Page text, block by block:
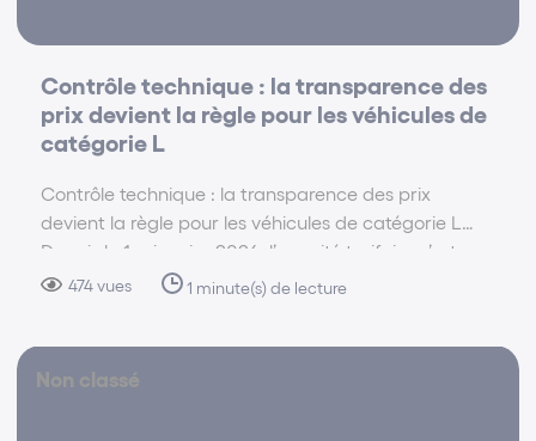
Contrôle technique : la transparence des
prix devient la règle pour les véhicules de
catégorie L
Contrôle technique : la transparence des prix
devient la règle pour les véhicules de catégorie L
Depuis le 1er janvier 2026, l’opacité tarifaire n’est
plus une option pour les centres de contrôle
474 vues 1 minute(s) de lecture
Non classé